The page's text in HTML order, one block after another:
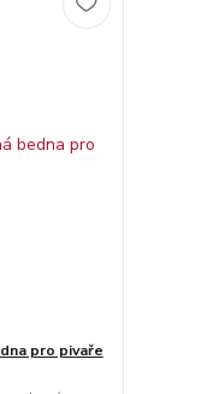
pro pivaře